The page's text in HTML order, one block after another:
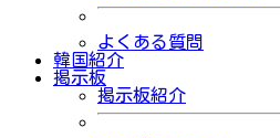
よくある質問
韓国紹介
掲示板
掲示板紹介